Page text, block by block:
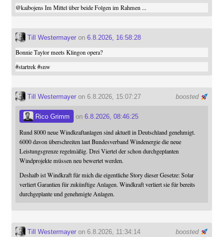
@kaibojensIm Mittel über beide Folgen im Rahmen ...
Till Westermayeron 6.8.2026, 16:58:28
Bonnie Taylor meets Klingon opera?
#startrek #snw
boosted
Till Westermayeron 6.8.2026, 15:07:27
Rico Grimm on 6.8.2026, 08:46:25
Rund 8000 neue Windkraftanlagen sind aktuell in Deutschland genehmigt.
6000 davon überschreiten laut Bundesverband Windenergie die neue
Leistungsgrenze regelmäßig. Drei Viertel der schon durchgeplanten
Windprojekte müssen neu bewertet werden.
Deshalb ist Windkraft für mich die eigentliche Story dieser Gesetze: Solar
verliert Garantien für zukünftige Anlagen. Windkraft verliert sie für bereits
durchgeplante und genehmigte Anlagen.
boosted
Till Westermayeron 6.8.2026, 11:34:14